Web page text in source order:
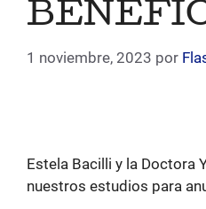
1 noviembre, 2023 por
Estela Bacilli y la Doctora
nuestros estudios para